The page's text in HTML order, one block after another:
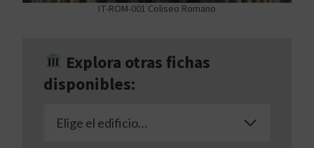
IT-ROM-001 Coliseo Romano
Explora otras fichas
disponibles:
Elige el edificio…